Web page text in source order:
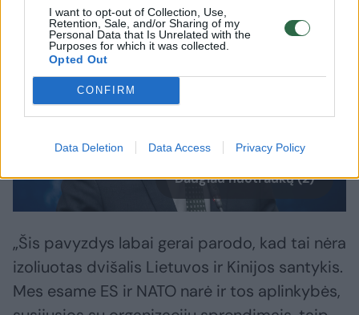
I want to opt-out of Collection, Use,
Retention, Sale, and/or Sharing of my
Personal Data that Is Unrelated with the
Purposes for which it was collected.
Opted Out
CONFIRM
Data Deletion Data Access Privacy Policy
Daugiau nuotraukų (2)
„Šis pavyzdys labai gerai parodo, kad tai nėra
izoliuotas dvišalis Lietuvos ir Kinijos santykis.
Mes esame ES ir NATO narė ir tos aplinkybės,